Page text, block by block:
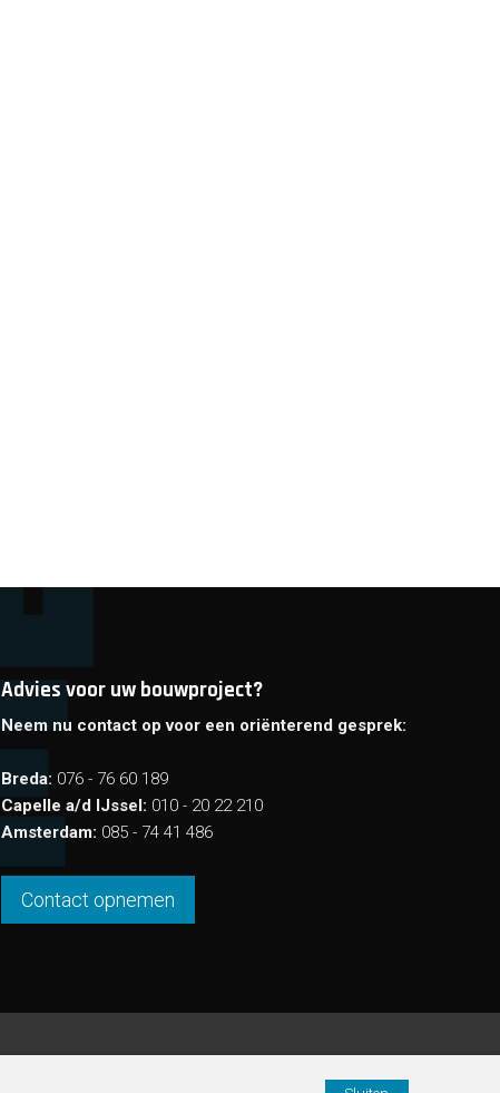
Advies voor uw bouwproject?
Neem nu contact op voor een oriënterend gesprek:
Breda: 076 - 76 60 189
Capelle a/d IJssel: 010 - 20 22 210
Amsterdam: 085 - 74 41 486
Contact opnemen